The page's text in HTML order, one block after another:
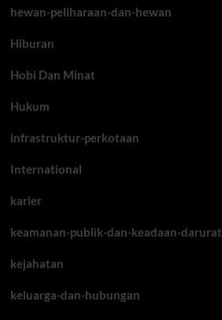
hewan-peliharaan-dan-hewan
Hiburan
Hobi Dan Minat
Hukum
infrastruktur-perkotaan
International
karier
keamanan-publik-dan-keadaan-darurat
kejahatan
keluarga-dan-hubungan